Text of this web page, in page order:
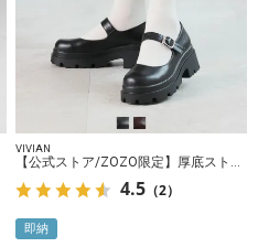
VIVIAN
【公式ストア/ZOZO限定】厚底ストラップマニッシュシューズ
4.5 （2）
即納